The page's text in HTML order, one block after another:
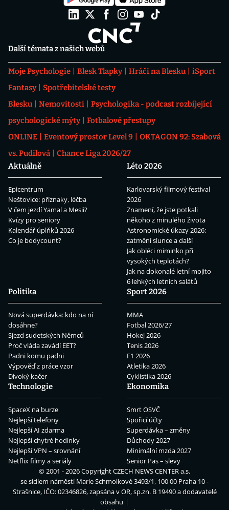
Další témata z našich webů
Moje Psychologie Blesk Tlapky Hráči na Blesku
iSport
Fantasy
Spotřebitelské testy
Blesku
Nemovitosti
Psychologika - podcast rozbíjející
psychologické mýty
Fotbalové přestupy
ONLINE
Eventový prostor Level 9
OKTAGON 92: Szabová
vs. Pudilová
Chance Liga 2026/27
Aktuálně
Epicentrum
Neštovice: příznaky, léčba
V čem jezdí Yamal a Mesii?
Kvízy pro seniory
Kalendář úplňků 2026
Co je bodycount?
Léto 2026
Karlovarský filmový festival
2026
Znamení, že jste potkali
někoho z minulého života
Astronomické úkazy 2026:
zatmění slunce a další
Jak obléci miminko při
vysokých teplotách?
Jak na dokonalé letní mojito
6 lehkých letních salátů
Politika
Nová superdávka: kdo na ní
dosáhne?
Sjezd sudetských Němců
Proč vláda zavádí EET?
Padni komu padni
Výpověď z práce vzor
Divoký kačer
Sport 2026
MMA
Fotbal 2026/27
Hokej 2026
Tenis 2026
F1 2026
Atletika 2026
Cyklistika 2026
Technologie
SpaceX na burze
Nejlepší telefony
Nejlepší AI zdarma
Nejlepší chytré hodinky
Nejlepší VPN – srovnání
Netflix filmy a seriály
Ekonomika
Smrt OSVČ
Spořicí účty
Superdávka – změny
Důchody 2027
Minimální mzda 2027
Senior Pas – slevy
© 2001 - 2026 CopyrightCZECH NEWS CENTER a.s.
se sídlem náměstí Marie Schmolkové 3493/1, 100 00 Praha 10 -
Strašnice, IČO: 02346826, zapsána v OR, sp.zn. B 19490 a dodavatelé
obsahu